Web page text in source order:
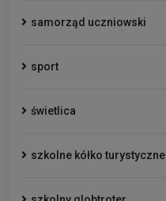
samorząd uczniowski
sport
świetlica
szkolne kółko turystyczne